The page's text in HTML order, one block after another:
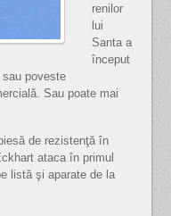
renilor
lui
Santa a
început
poveste
Sau poate mai
de rezistenţă în
ataca în primul
listă şi aparate de la